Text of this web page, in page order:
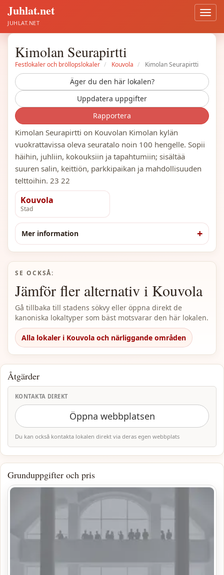
Juhlat.net
JUHLAT.NET
Äger du den här lokalen?
Uppdatera uppgifter
Rapportera
Kimolan Seurapirtti
Festlokaler och bröllopslokaler Kouvola Kimolan Seurapirtti
Kimolan Seurapirtti on Kouvolan Kimolan kylän
vuokrattavissa oleva seuratalo noin 100 hengelle. Sopii
häihin, juhliin, kokouksiin ja tapahtumiin; sisältää
suuren salin, keittiön, parkkipaikan ja mahdollisuuden
telttoihin. 23 22
Kouvola
Stad
Mer information
SE OCKSÅ:
Jämför fler alternativ i Kouvola
Gå tillbaka till stadens sökvy eller öppna direkt de
kanoniska lokaltyper som bäst motsvarar den här lokalen.
Alla lokaler i Kouvola och närliggande områden
Åtgärder
KONTAKTA DIREKT
Öppna webbplatsen
Du kan också kontakta lokalen direkt via deras egen webbplats
Grunduppgifter och pris